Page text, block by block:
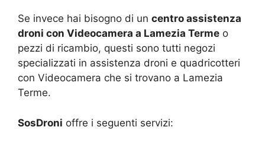
Se invece hai bisogno di un centro assistenza
droni con Videocamera a Lamezia Terme o
pezzi di ricambio, questi sono tutti negozi
specializzati in assistenza droni e quadricotteri
con Videocamera che si trovano a Lamezia
Terme.
SosDroni offre i seguenti servizi: